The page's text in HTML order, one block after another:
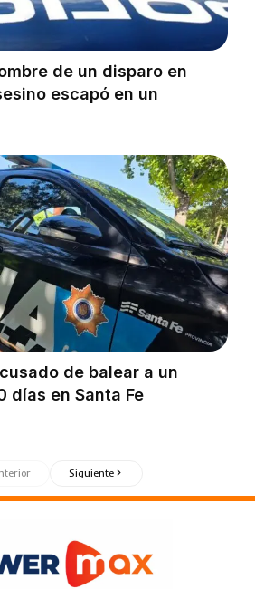
de un disparo en
escapó en un
de balear a un
días en Santa Fe
Siguiente